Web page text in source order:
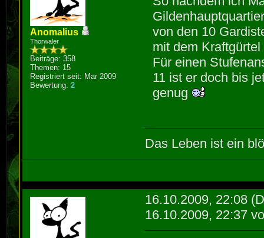
Anomalius
Thorwaler
Beiträge: 358
Themen: 15
Registriert seit: Mar 2009
Bewertung:2
von den 10
mit dem
Für einen
11 ist er doch bis
genug
Das Leben ist ein
16.10.2009, 22:08
16.10.2009, 22:37